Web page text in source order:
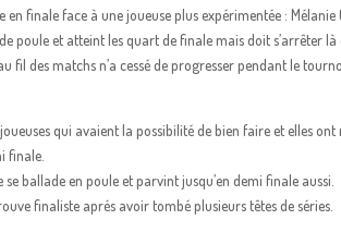
en finale face à une joueuse plus expérimentée : Mélanie
poule et atteint les quart de finale mais doit s’arrêter
fil des matchs n’a cessé de progresser pendant le
qui avaient la possibilité de bien faire et elles ont
finale.
ballade en poule et parvint jusqu’en demi finale aussi.
finaliste aprés avoir tombé plusieurs têtes de séries.